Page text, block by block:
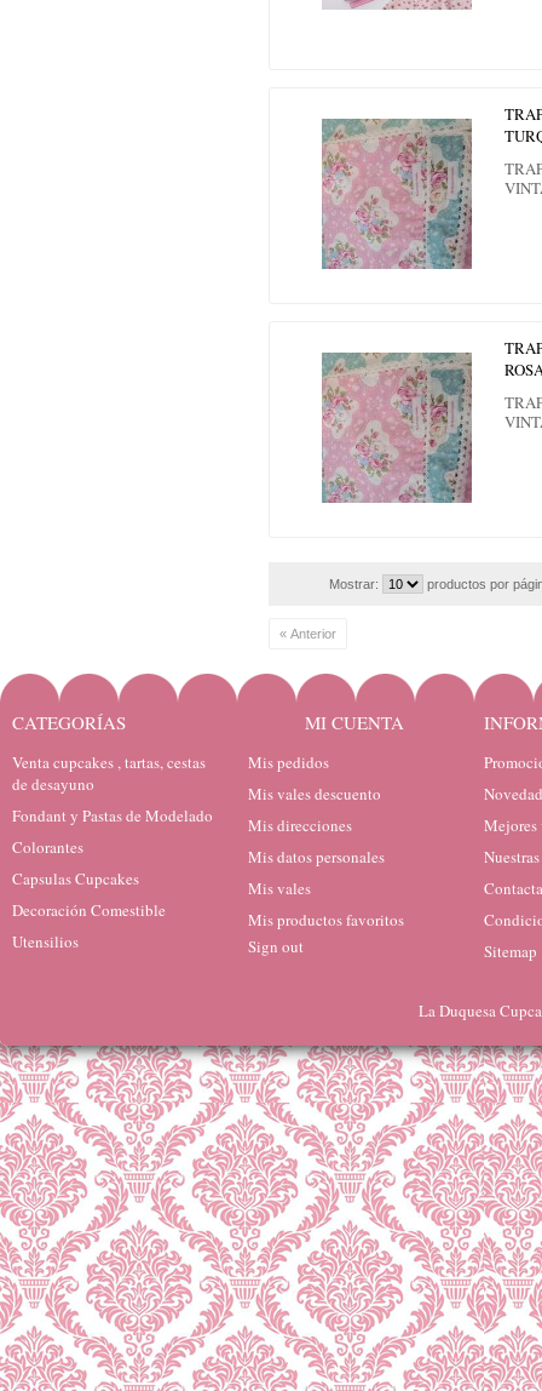
Mostrar: productos por
« Anterior
CATEGORÍAS
Venta cupcakes , tartas, cestas
de desayuno
Fondant y Pastas de Modelado
Colorantes
Capsulas Cupcakes
Decoración Comestible
Utensilios
MI CUENTA
Mis pedidos
Mis vales descuento
Mis direcciones
Mis datos personales
Mis vales
Mis productos favoritos
Sign out
Mejores
Sitemap
La Duquesa